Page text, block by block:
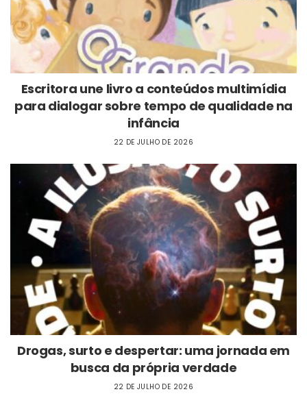
Escritora une livro a conteúdos multimídia
para dialogar sobre tempo de qualidade na
infância
22 DE JULHO DE 2026
Drogas, surto e despertar: uma jornada em
busca da própria verdade
22 DE JULHO DE 2026